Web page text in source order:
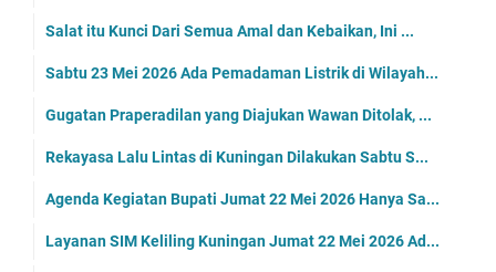
Salat itu Kunci Dari Semua Amal dan Kebaikan, Ini ...
Sabtu 23 Mei 2026 Ada Pemadaman Listrik di Wilayah...
Gugatan Praperadilan yang Diajukan Wawan Ditolak, ...
Rekayasa Lalu Lintas di Kuningan Dilakukan Sabtu S...
Agenda Kegiatan Bupati Jumat 22 Mei 2026 Hanya Sa...
Layanan SIM Keliling Kuningan Jumat 22 Mei 2026 Ad...